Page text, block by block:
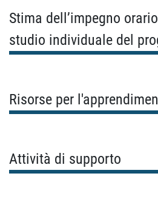
Stima dell’impegno
studio individuale del
Risorse per
Attività di supporto